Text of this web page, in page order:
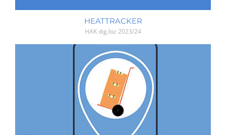
HEATTRACKER
HAK dig.biz 2023/24